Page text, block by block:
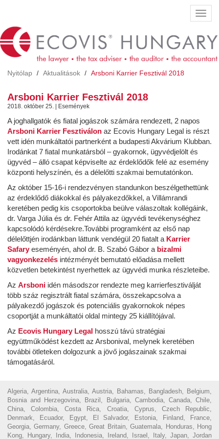
Nyitólap Aktualitások Arsboni Karrier Fesztivál 2018
Arsboni Karrier Fesztivál 2018
2018. október 25. | Események
A joghallgatók és fiatal jogászok számára rendezett, 2 napos
Arsboni Karrier Fesztiválon az Ecovis Hungary Legal is részt
vett idén munkáltatói partnerként a budapesti Akvárium Klubban.
Irodánkat 7 fiatal munkatársból – gyakornok, ügyvédjelölt és
ügyvéd – álló csapat képviselte az érdeklődők felé az esemény
központi helyszínén, és a délelőtti szakmai bemutatónkon.
Az október 15-16-i rendezvényen standunkon beszélgethettünk
az érdeklődő diákokkal és pályakezdőkkel, a Villámrandi
keretében pedig kis csoportokba beülve válaszoltak kollégáink,
dr. Varga Júlia és dr. Fehér Attila az ügyvédi tevékenységhez
kapcsolódó kérdésekre.További programként az első nap
délelőttjén irodánkban láttunk vendégül 20 fiatalt a Karrier
Safary eseményén, ahol dr. B. Szabó Gábor a bizalmi
vagyonkezelés intézményét bemutató előadása mellett
közvetlen betekintést nyerhettek az ügyvédi munka részleteibe.
Az Arsboni idén másodszor rendezte meg karrierfesztiválját
több száz regisztrált fiatal számára, összekapcsolva a
pályakezdő jogászok és potenciális gyakornokok népes
csoportját a munkáltatói oldal mintegy 25 kiállítójával.
Az Ecovis Hungary Legal hosszú távú stratégiai
együttműködést kezdett az Arsbonival, melynek keretében
további ötleteken dolgozunk a jövő jogászainak szakmai
támogatásáról.
Algeria, Argentina, Australia, Austria, Bahamas, Bangladesh, Belgium,
Bosnia and Herzegovina, Brazil, Bulgaria, Cambodia, Canada, Chile,
China, Colombia, Costa Rica, Croatia, Cyprus, Czech Republic,
Denmark, Ecuador, Egypt, El Salvador, Estonia, Finland, France,
Georgia, Germany, Greece, Great Britain, Guatemala, Honduras, Hong
Kong, Hungary, India, Indonesia, Ireland, Israel, Italy, Japan, Jordan